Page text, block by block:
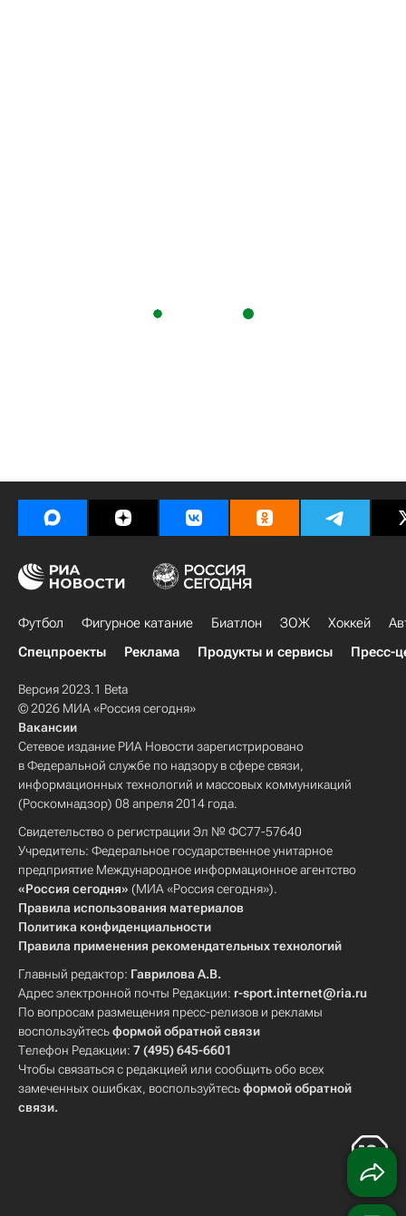
Футбол Фигурное катание Биатлон ЗОЖ Хоккей
Спецпроекты
Реклама Продукты и сервисы Пресс-
Версия 2023.1 Beta
© 2026 МИА «Россия сегодня»
Вакансии
Сетевое издание РИА Новости зарегистрировано
в Федеральной службе по надзору в сфере связи,
информационных технологий и массовых коммуникаций
(Роскомнадзор) 08 апреля 2014 года.
Свидетельство о регистрации Эл № ФС77-57640
Учредитель: Федеральное государственное унитарное
предприятие Международное информационное агентство
«Россия сегодня» (МИА «Россия сегодня»).
Правила использования материалов
Политика конфиденциальности
Правила применения рекомендательных технологий
Главный редактор: Гаврилова А.В.
Адрес электронной почты Редакции: r-sport.internet@ria.ru
По вопросам размещения пресс-релизов и рекламы
воспользуйтесьформой обратной связи
Телефон Редакции: 7 (495) 645-6601
Чтобы связаться с редакцией или сообщить обо всех
замеченных ошибках, воспользуйтесьформой обратной
связи.